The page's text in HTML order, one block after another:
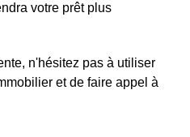
votre prêt plus
n'hésitez pas à utiliser
et de faire appel à